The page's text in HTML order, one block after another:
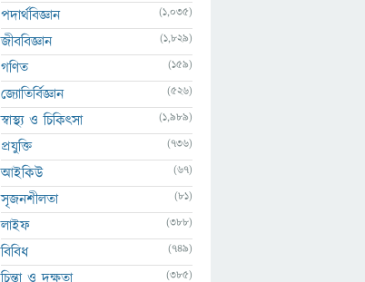
পদার্থবিজ্ঞান (1,035)
জীববিজ্ঞান (1,829)
গণিত (159)
জ্যোতির্বিজ্ঞান (526)
স্বাস্থ্য ও চিকিৎসা (1,989)
প্রযুক্তি (736)
আইকিউ (67)
সৃজনশীলতা (81)
লাইফ (388)
বিবিধ (749)
চিন্তা ও দক্ষতা (385)